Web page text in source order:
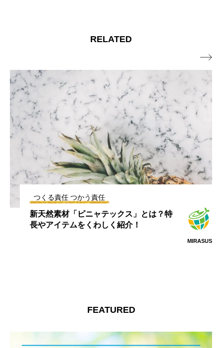
RELATED
つくる責任 つかう責任
新天然素材「ピニャテックス」とは？特
長やアイテムをくわしく紹介！
MIRASUS

FEATURED